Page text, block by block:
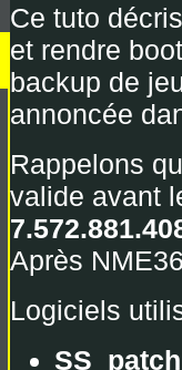
Ce tuto
et rendre
backup de
annoncée
Rappelons
valide avant
Après
Logiciels